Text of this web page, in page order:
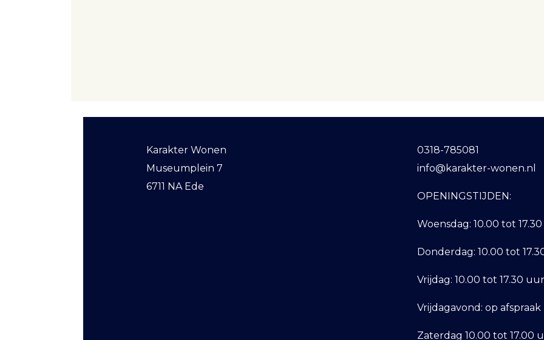
Karakter Wonen
Museumplein 7
6711 NA Ede
0318-785081
info@karakter-wonen.nl
OPENINGSTIJDEN:
Woensdag: 10.00 tot
Donderdag: 10.00 tot
Vrijdag: 10.00 tot 17.30 uur
Vrijdagavond: op afspraak
Zaterdag 10.00 tot 17.00